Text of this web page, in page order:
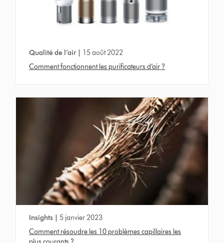
Qualité de l’air | 15 août 2022
Comment fonctionnent les purificateurs d’air ?
Insights |
5 janvier 2023
Comment résoudre les 10 problèmes capillaires les